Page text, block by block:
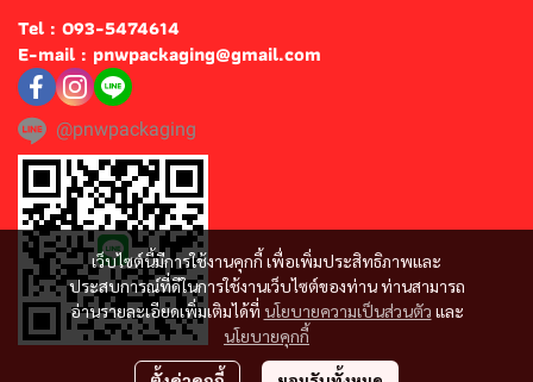
เว็บไซต์นี้มีการใช้งานคุกกี้ เพื่อเพิ่มประสิทธิภาพและ
ประสบการณ์ที่ดีในการใช้งานเว็บไซต์ของท่าน ท่านสามารถ
อ่านรายละเอียดเพิ่มเติมได้ที่ นโยบายความเป็นส่วนตัว และ
นโยบายคุกกี้
Tel : 093-5474614
E-mail : pnwpackaging@gmail.com
@pnwpackaging